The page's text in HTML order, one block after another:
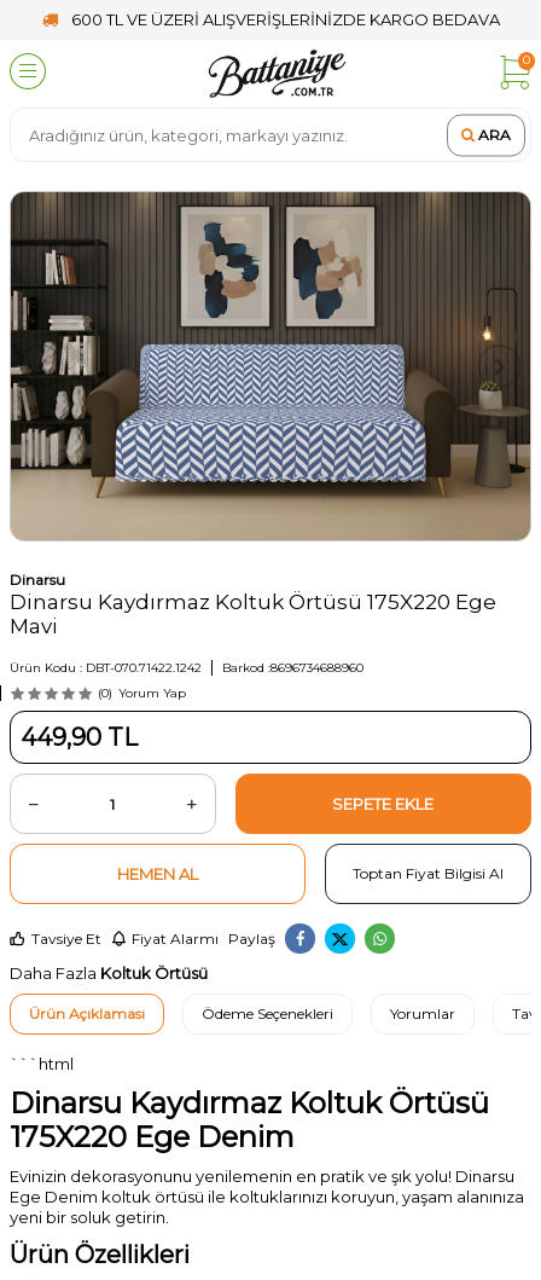
600 TL VE ÜZERİ ALIŞVERİŞLERİNİZDE KARGO BEDAVA
ARA
0
Dinarsu
Dinarsu Kaydırmaz Koltuk Örtüsü 175X220 Ege
Mavi
Ürün Kodu : DBT-070.71422.1242 Barkod :8696734688960
(0) Yorum Yap
449,90 TL
SEPETE EKLE
HEMEN AL Toptan Fiyat Bilgisi Al
Tavsiye Et Fiyat Alarmı Paylaş
Daha Fazla Koltuk Örtüsü
Ürün Açıklaması Ödeme Seçenekleri Yorumlar
```html
Dinarsu Kaydırmaz Koltuk Örtüsü
175X220 Ege Denim
Evinizin dekorasyonunu yenilemenin en pratik ve şık yolu! Dinarsu
Ege Denim koltuk örtüsü ile koltuklarınızı koruyun, yaşam alanınıza
yeni bir soluk getirin.
Ürün Özellikleri